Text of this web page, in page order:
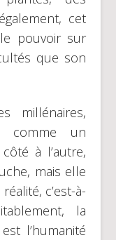
cet
pouvoir sur
que son
millénaires,
comme un
à l’autre,
mais elle
c’est-à-
la
l’humanité